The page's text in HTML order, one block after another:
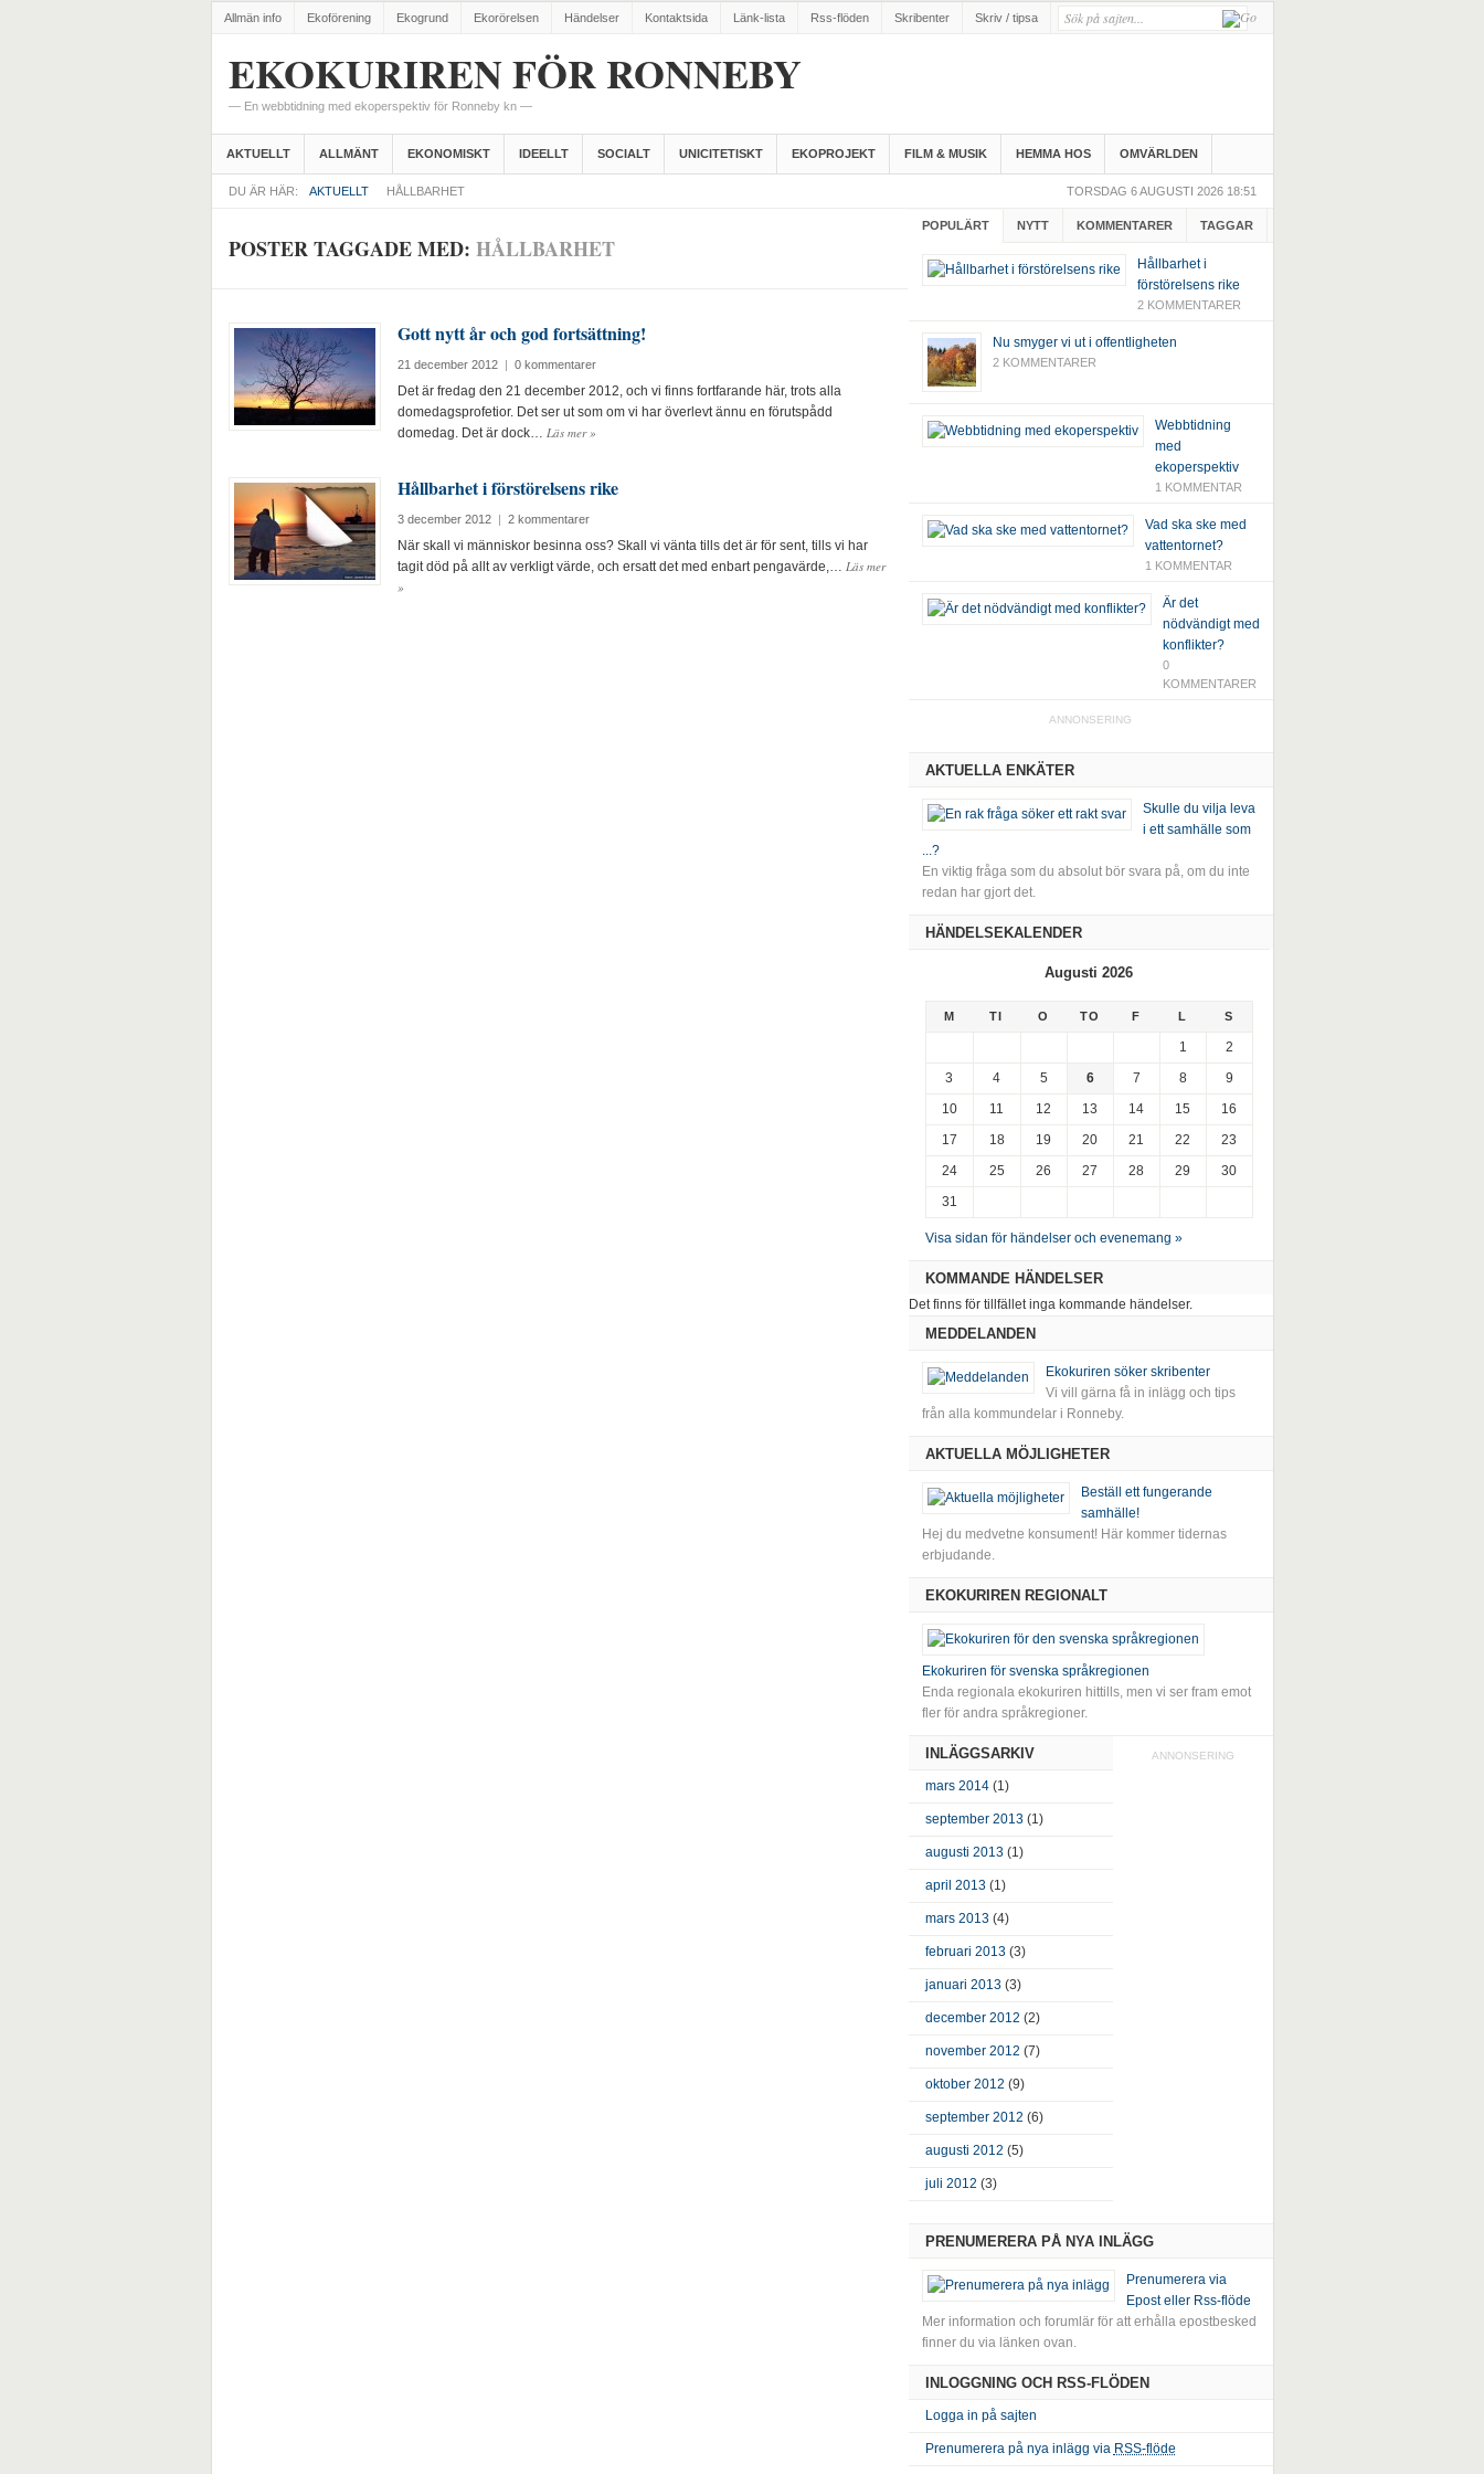
Allmän info Ekoförening Ekogrund Ekorörelsen Händelser Kontaktsida Länk-lista Rss-flöden Skribenter Skriv / tipsa
EKOKURIREN FÖR RONNEBY
— En webbtidning med ekoperspektiv för Ronneby kn —
AKTUELLT ALLMÄNT EKONOMISKT IDEELLT SOCIALT UNICITETISKT EKOPROJEKT FILM & MUSIK HEMMA HOS OMVÄRLDEN
TORSDAG 6 AUGUSTI 2026 18:51
DU ÄR HÄR: AKTUELLT HÅLLBARHET
POSTER TAGGADE MED: HÅLLBARHET
Gott nytt år och god fortsättning!
21 december 2012 | 0 kommentarer
Det är fredag den 21 december 2012, och vi finns fortfarande här, trots alla
domedagsprofetior. Det ser ut som om vi har överlevt ännu en förutspådd
domedag. Det är dock… Läs mer»
Hållbarhet i förstörelsens rike
3 december 2012 | 2 kommentarer
När skall vi människor besinna oss? Skall vi vänta tills det är för sent, tills vi har
tagit död på allt av verkligt värde, och ersatt det med enbart pengavärde,… Läs mer
»
POPULÄRT NYTT KOMMENTARER TAGGAR
Hållbarhet i
förstörelsens rike
2 KOMMENTARER
Nu smyger vi ut i offentligheten
2 KOMMENTARER
Webbtidning
med
ekoperspektiv
1 KOMMENTAR
Vad ska ske med
vattentornet?
1 KOMMENTAR
Är det
nödvändigt med
konflikter?
0
KOMMENTARER
ANNONSERING
AKTUELLA ENKÄTER
Skulle du vilja leva
i ett samhälle som
...?
En viktig fråga som du absolut bör svara på, om du inte
redan har gjort det.
HÄNDELSEKALENDER
Augusti 2026
M TI O TO F L S
1
2
3
4 5 6 7 8
9
10
11 12 13 14 15
16
17
18 19 20 21 22
23
24
25 26 27 28 29
30
31
Visa sidan för händelser och evenemang »
KOMMANDE HÄNDELSER
Det finns för tillfället inga kommande händelser.
MEDDELANDEN
Ekokuriren söker skribenter
Vi vill gärna få in inlägg och tips
från alla kommundelar i Ronneby.
AKTUELLA MÖJLIGHETER
Beställ ett fungerande
samhälle!
Hej du medvetne konsument! Här kommer tidernas
erbjudande.
EKOKURIREN REGIONALT
Ekokuriren för svenska språkregionen
Enda regionala ekokuriren hittills, men vi ser fram emot
fler för andra språkregioner.
INLÄGGSARKIV
mars 2014(1)
september 2013(1)
augusti 2013(1)
april 2013(1)
mars 2013(4)
februari 2013(3)
januari 2013(3)
december 2012 (2)
november 2012 (7)
oktober 2012 (9)
september 2012 (6)
augusti 2012 (5)
juli 2012 (3)
ANNONSERING
PRENUMERERA PÅ NYA INLÄGG
Prenumerera via
Epost eller Rss-flöde
Mer information och forumlär för att erhålla epostbesked
finner du via länken ovan.
INLOGGNING OCH RSS-FLÖDEN
Logga in på sajten
Prenumerera på nya inlägg via RSS-flöde